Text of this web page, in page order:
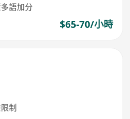
語加分
$65-70/小時
制